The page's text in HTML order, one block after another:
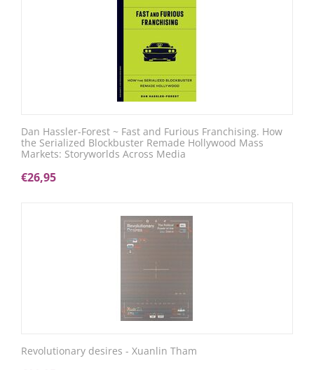
Dan Hassler-Forest ~ Fast and Furious Franchising. How
the Serialized Blockbuster Remade Hollywood Mass
Markets: Storyworlds Across Media
€26,95
Revolutionary desires - Xuanlin Tham